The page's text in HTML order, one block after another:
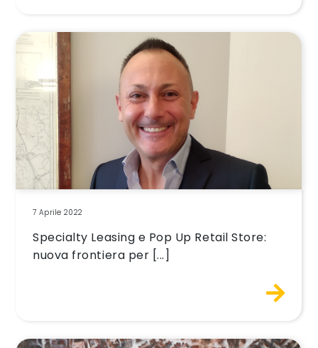
7 Aprile 2022
Specialty Leasing e Pop Up Retail Store:
nuova frontiera per [...]